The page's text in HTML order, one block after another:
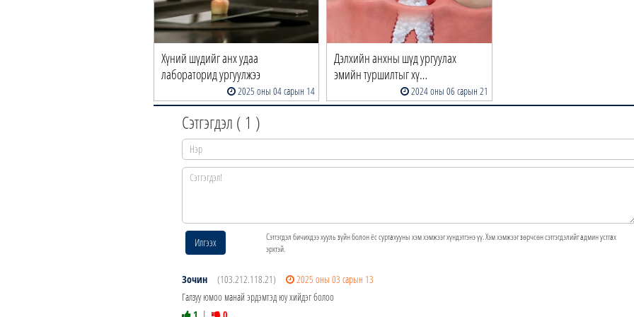
Хүний шүдийг анх удаа
лабораторид ургуулжээ
2025 оны 04 сарын 14
Дэлхийн анхны шүд ургуулах
эмийн туршилтыг хү…
2024 оны 06 сарын 21
Сэтгэгдэл ( 1 )
Илгээх
Сэтгэгдэл бичихдээ хууль зүйн болон ёс суртахууны хэм хэмжээг хүндэтгэнэ үү. Хэм хэмжээг зөрчсөн сэтгэгдэлийг админ устгах
эрхтэй.
Зочин (103.212.118.21)
2025 оны 03 сарын 13
Галзуу юмоо манай эрдэмтэд юу хийдэг болоо
1 | 0